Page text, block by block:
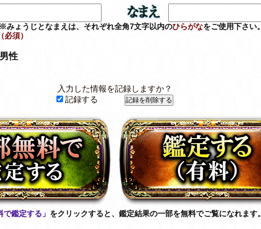
ょうじとなまえは、それぞれ全角7文字以内のひらがなをご使用下さい。
必須）
性
入力した情報を記録しますか？
記録する
鑑定する」 をクリックすると、鑑定結果の一部を無料でご覧になれます。